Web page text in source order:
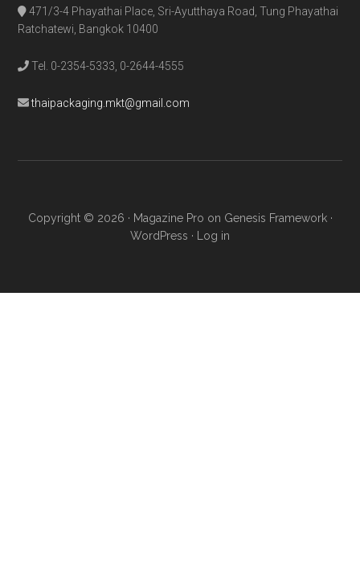
471/3-4 Phayathai Place, Sri-Ayutthaya Road, Tung Phayathai
Ratchatewi, Bangkok 10400
Tel. 0-2354-5333, 0-2644-4555
thaipackaging.mkt@gmail.com
Copyright © 2026 · Magazine Pro on Genesis Framework·
WordPress · Log in